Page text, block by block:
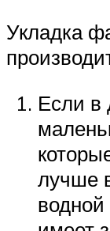
Укладка
Если в
лучше